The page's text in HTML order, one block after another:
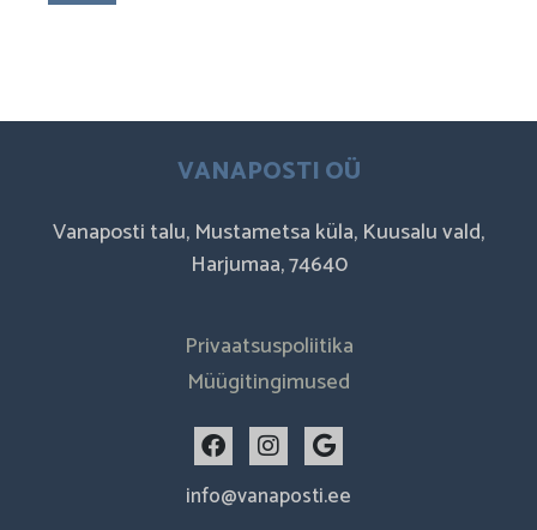
VANAPOSTI OÜ
Vanaposti talu, Mustametsa küla, Kuusalu vald,
Harjumaa, 74640
Privaatsuspoliitika
Müügitingimused
F
a
c
e
I
n
s
t
G
o
o
g
info@vanaposti.ee